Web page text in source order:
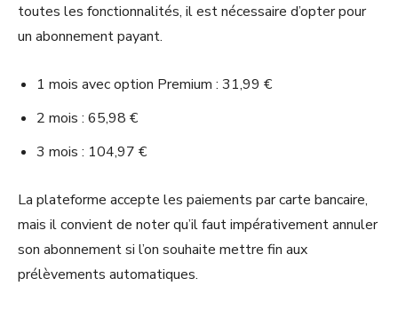
toutes les fonctionnalités, il est nécessaire d’opter pour
un abonnement payant.
1 mois avec option Premium : 31,99 €
2 mois : 65,98 €
3 mois : 104,97 €
La plateforme accepte les paiements par carte bancaire,
mais il convient de noter qu’il faut impérativement annuler
son abonnement si l’on souhaite mettre fin aux
prélèvements automatiques.